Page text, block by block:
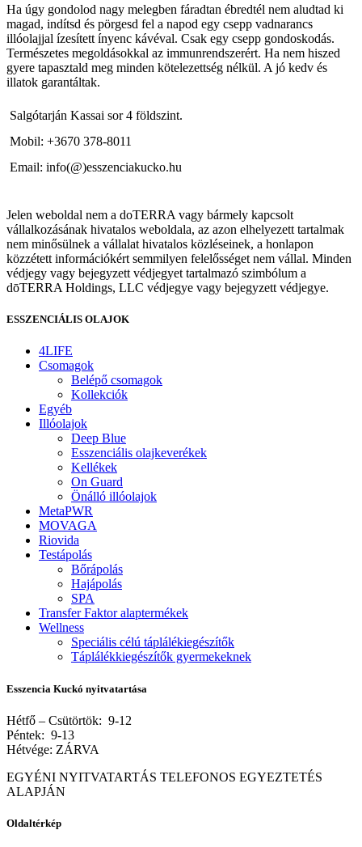
Ha úgy gondolod nagy melegben fáradtan ébredtél nem aludtad ki
magad, indítsd és pörgesd fel a napod egy csepp vadnarancs
illóolajjal ízesített ínyenc kávéval. Csak egy csepp gondoskodás.
Természetes megoldásokkal az immunrendszerért. Ha nem hiszed
gyere tapasztald meg minden kötelezettség nélkül. A jó kedv és
illatok garantáltak.
Salgótarján Kassai sor 4 földszint.
Mobil: +3670 378-8011
Email: info(@)esszenciakucko.hu
Jelen weboldal nem a doTERRA vagy bármely kapcsolt
vállalkozásának hivatalos weboldala, az azon elhelyezett tartalmak
nem minősülnek a vállalat hivatalos közléseinek, a honlapon
közzétett információkért semmilyen felelősséget nem vállal. Minden
védjegy vagy bejegyzett védjegyet tartalmazó szimbólum a
dōTERRA Holdings, LLC védjegye vagy bejegyzett védjegye.
ESSZENCIÁLIS OLAJOK
4LIFE
Csomagok
Belépő csomagok
Kollekciók
Egyéb
Illóolajok
Deep Blue
Esszenciális olajkeverékek
Kellékek
On Guard
Önálló illóolajok
MetaPWR
MOVAGA
Riovida
Testápolás
Bőrápolás
Hajápolás
SPA
Transfer Faktor alaptermékek
Wellness
Speciális célú táplálékiegészítők
Táplálékkiegészítők gyermekeknek
Esszencia Kuckó nyitvatartása
Hétfő – Csütörtök: 9-12
Péntek: 9-13
Hétvége: ZÁRVA
EGYÉNI NYITVATARTÁS TELEFONOS EGYEZTETÉS
ALAPJÁN
Oldaltérkép